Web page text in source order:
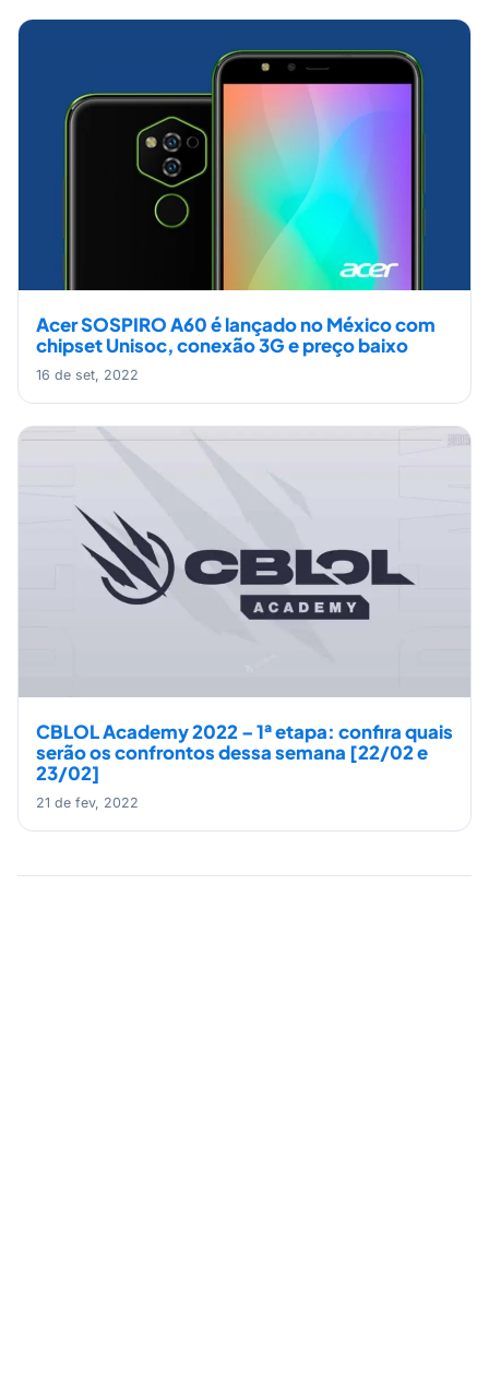
Acer SOSPIRO A60 é lançado no México com
chipset Unisoc, conexão 3G e preço baixo
16 de set, 2022
CBLOL Academy 2022 – 1ª etapa: confira quais
serão os confrontos dessa semana [22/02 e
23/02]
21 de fev, 2022